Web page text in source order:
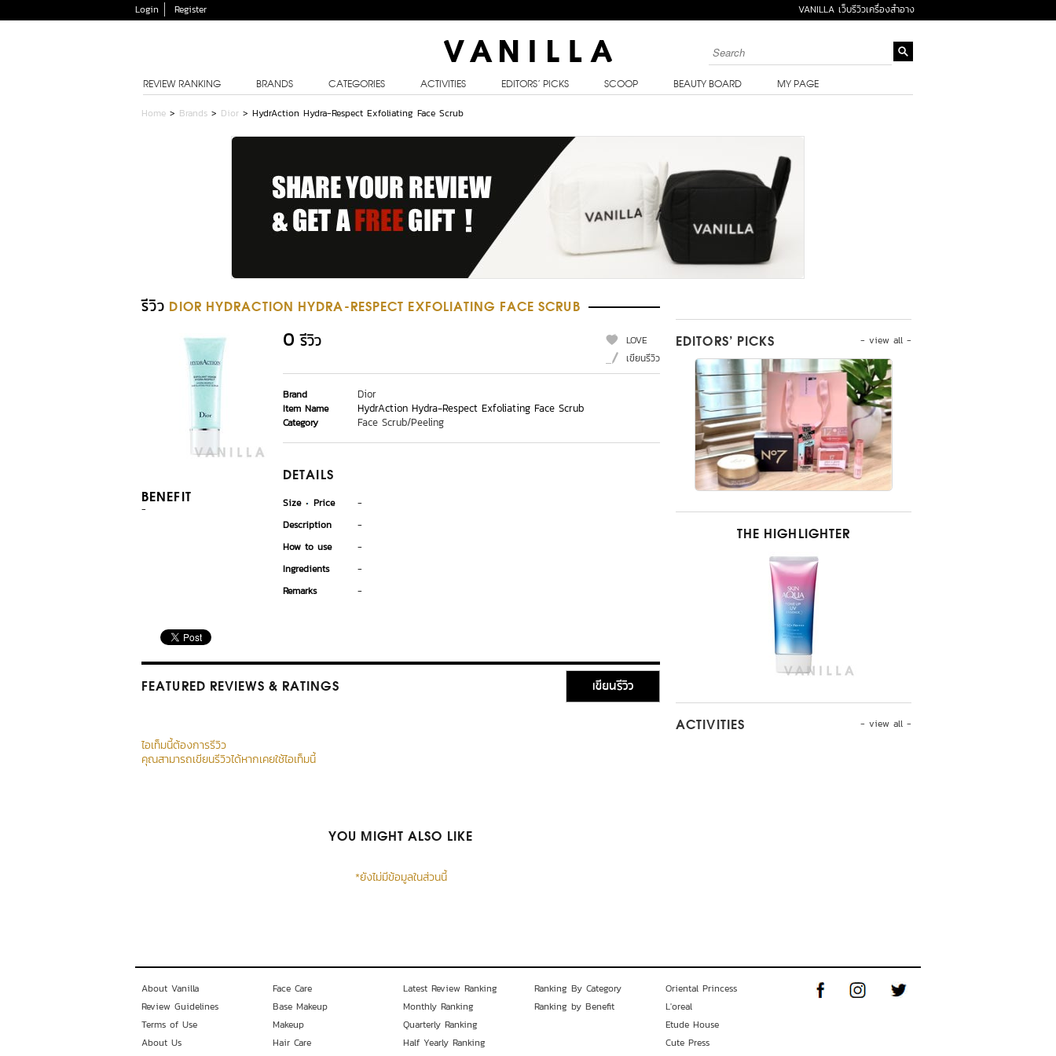
Login Register VANILLA เว็บรีวิวเครื่องสำอาง
REVIEW RANKING BRANDS CATEGORIES ACTIVITIES EDITORS’ PICKS SCOOP BEAUTY BOARD MY PAGE
Home > Brands > Dior > HydrAction Hydra-Respect Exfoliating Face Scrub
รีวิว DIOR HYDRACTION HYDRA-RESPECT EXFOLIATING FACE SCRUB
BENEFIT
-
0 รีวิว
LOVE
เขียนรีวิว
Brand Dior
Item Name HydrAction Hydra-Respect Exfoliating Face Scrub
Category Face Scrub/Peeling
DETAILS
Size Price
-
Description
-
How to use
-
Ingredients
-
Remarks
-
FEATURED REVIEWS & RATINGS เขียนรีวิว
ไอเท็มนี้ต้องการรีวิว
คุณสามารถเขียนรีวิวได้หากเคยใช้ไอเท็มนี้
YOU MIGHT ALSO LIKE
*ยังไม่มีข้อมูลในส่วนนี้
- view all -
EDITORS’ PICKS
THE HIGHLIGHTER
- view all -
ACTIVITIES
About Vanilla
Review Guidelines
Terms of Use
About Us
Face Care
Base Makeup
Makeup
Hair Care
Latest Review Ranking
Monthly Ranking
Quarterly Ranking
Half Yearly Ranking
Ranking By Category
Ranking by Benefit
Oriental Princess
L'oreal
Etude House
Cute Press